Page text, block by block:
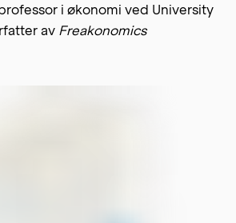
i økonomi ved University
av Freakonomics